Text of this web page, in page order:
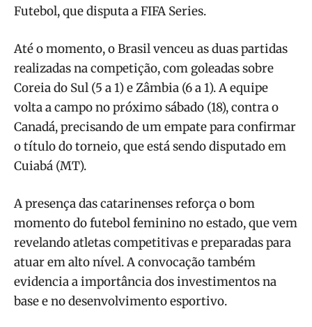
Futebol, que disputa a FIFA Series.
Até o momento, o Brasil venceu as duas partidas
realizadas na competição, com goleadas sobre
Coreia do Sul (5 a 1) e Zâmbia (6 a 1). A equipe
volta a campo no próximo sábado (18), contra o
Canadá, precisando de um empate para confirmar
o título do torneio, que está sendo disputado em
Cuiabá (MT).
A presença das catarinenses reforça o bom
momento do futebol feminino no estado, que vem
revelando atletas competitivas e preparadas para
atuar em alto nível. A convocação também
evidencia a importância dos investimentos na
base e no desenvolvimento esportivo.